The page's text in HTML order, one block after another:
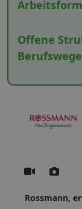
Offene
Berufswege
Rossmann,